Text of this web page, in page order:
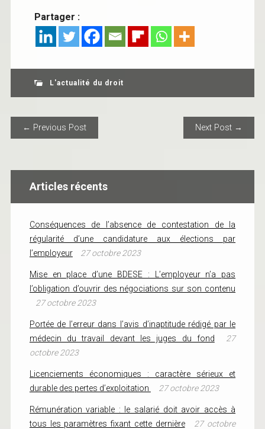
Partager :
L'actualité du droit
POST NAVIGATION
← Previous Post Next Post →
Articles récents
Conséquences de l’absence de contestation de la
régularité d’une candidature aux élections par
l’employeur
27 octobre 2023
Mise en place d’une BDESE : L’employeur n’a pas
l’obligation d’ouvrir des négociations sur son contenu
27 octobre 2023
Portée de l’erreur dans l’avis d’inaptitude rédigé par le
médecin du travail devant les juges du fond
27
octobre 2023
Licenciements économiques : caractère sérieux et
durable des pertes d’exploitation
27 octobre 2023
Rémunération variable : le salarié doit avoir accès à
tous les paramètres fixant cette dernière
27 octobre